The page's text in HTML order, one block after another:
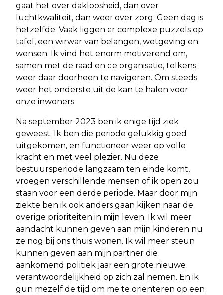
gaat het over dakloosheid, dan over
luchtkwaliteit, dan weer over zorg. Geen dag is
hetzelfde. Vaak liggen er complexe puzzels op
tafel, een wirwar van belangen, wetgeving en
wensen. Ik vind het enorm motiverend om,
samen met de raad en de organisatie, telkens
weer daar doorheen te navigeren. Om steeds
weer het onderste uit de kan te halen voor
onze inwoners.
Na september 2023 ben ik enige tijd ziek
geweest. Ik ben die periode gelukkig goed
uitgekomen, en functioneer weer op volle
kracht en met veel plezier. Nu deze
bestuursperiode langzaam ten einde komt,
vroegen verschillende mensen of ik open zou
staan voor een derde periode. Maar door mijn
ziekte ben ik ook anders gaan kijken naar de
overige prioriteiten in mijn leven. Ik wil meer
aandacht kunnen geven aan mijn kinderen nu
ze nog bij ons thuis wonen. Ik wil meer steun
kunnen geven aan mijn partner die
aankomend politiek jaar een grote nieuwe
verantwoordelijkheid op zich zal nemen. En ik
gun mezelf de tijd om me te oriënteren op een